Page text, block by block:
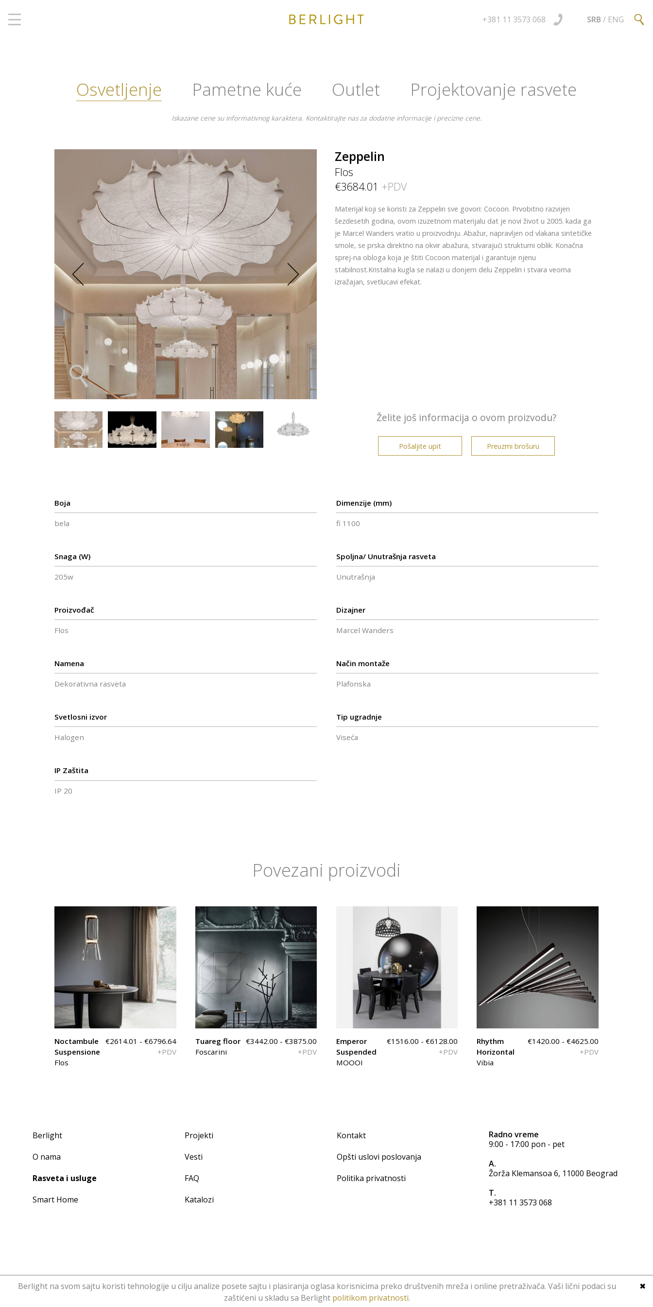
Berlight na svom sajtu koristi tehnologije u cilju analize posete sajtu i plasiranja oglasa korisnicima preko društvenih mreža i online pretraživača. Vaši lični podaci su
zaštićeni u skladu sa Berlight politikom privatnosti.
✖
+381 11 3573 068 SRB/ ENG
Osvetljenje Pametne kuće Outlet Projektovanje rasvete
Iskazane cene su informativnog karaktera. Kontaktirajte nas za dodatne informacije i precizne cene.
Zeppelin
Flos
€3684.01 +PDV
Materijal koji se koristi za Zeppelin sve govori: Cocoon. Prvobitno razvijen
šezdesetih godina, ovom izuzetnom materijalu dat je novi život u 2005. kada ga
je Marcel Wanders vratio u proizvodnju. Abažur, napravljen od vlakana sintetičke
smole, se prska direktno na okvir abažura, stvarajući strukturni oblik. Konačna
sprej-na obloga koja je štiti Cocoon materijal i garantuje njenu
stabilnost.Kristalna kugla se nalazi u donjem delu Zeppelin i stvara veoma
izražajan, svetlucavi efekat.
Želite još informacija o ovom proizvodu?
Pošaljite upit Preuzmi brošuru
Boja
bela
Dimenzije (mm)
fi 1100
Snaga (W)
205w
Spoljna/ Unutrašnja rasveta
Unutrašnja
Proizvođač
Flos
Dizajner
Marcel Wanders
Namena
Dekorativna rasveta
Način montaže
Plafonska
Svetlosni izvor
Halogen
Tip ugradnje
Viseća
IP Zaštita
IP 20
Povezani proizvodi
€2614.01 - €6796.64
+PDV
Noctambule
Suspensione
Flos
€3442.00 - €3875.00
+PDV
Tuareg floor
Foscarini
€1516.00 - €6128.00
+PDV
Emperor
Suspended
MOOOI
€1420.00 - €4625.00
+PDV
Rhythm
Horizontal
Vibia
Berlight
O nama
Rasveta i usluge
Smart Home
Projekti
Vesti
FAQ
Katalozi
Kontakt
Opšti uslovi poslovanja
Politika privatnosti
Radno vreme
9:00 - 17:00 pon - pet
A.
Žorža Klemansoa 6, 11000 Beograd
T.
+381 11 3573 068
Copyright © Berlight. Design 2016.Web DesignHominid.